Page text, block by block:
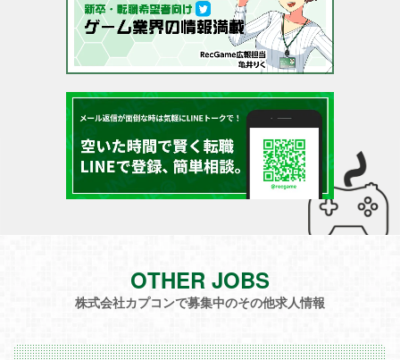
OTHER JOBS
株式会社カプコンで募集中のその他求人情報